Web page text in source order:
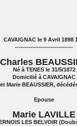
CAVAIGNAC le 9 Avril 1898
-----------------------------
Charles
Né à TENES le 31/5/1872
Domicilié à CAVAIGNAC
Marie BEAUSSIER,
Epouse
Marie LAVILLE
LES BELVOIR